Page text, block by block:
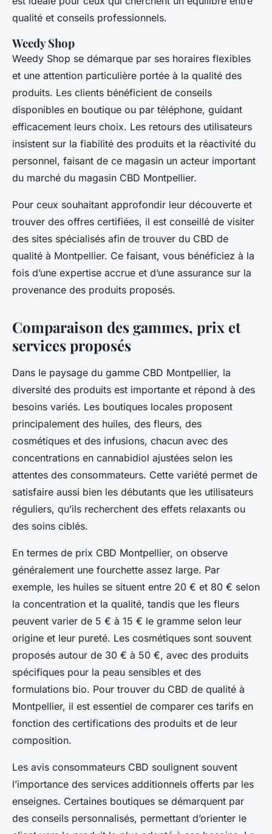
qualité et conseils professionnels.
Weedy Shop
Weedy Shop se démarque par ses horaires flexibles
et une attention particulière portée à la qualité des
produits. Les clients bénéficient de conseils
disponibles en boutique ou par téléphone, guidant
efficacement leurs choix. Les retours des utilisateurs
insistent sur la fiabilité des produits et la réactivité du
personnel, faisant de ce magasin un acteur important
du marché du magasin CBD Montpellier.
Pour ceux souhaitant approfondir leur découverte et
trouver des offres certifiées, il est conseillé de visiter
des sites spécialisés afin de trouver du CBD de
qualité à Montpellier. Ce faisant, vous bénéficiez à la
fois d’une expertise accrue et d’une assurance sur la
provenance des produits proposés.
Comparaison des gammes, prix et
services proposés
Dans le paysage du gamme CBD Montpellier, la
diversité des produits est importante et répond à des
besoins variés. Les boutiques locales proposent
principalement des huiles, des fleurs, des
cosmétiques et des infusions, chacun avec des
concentrations en cannabidiol ajustées selon les
attentes des consommateurs. Cette variété permet de
satisfaire aussi bien les débutants que les utilisateurs
réguliers, qu’ils recherchent des effets relaxants ou
des soins ciblés.
En termes de prix CBD Montpellier, on observe
généralement une fourchette assez large. Par
exemple, les huiles se situent entre 20 € et 80 € selon
la concentration et la qualité, tandis que les fleurs
peuvent varier de 5 € à 15 € le gramme selon leur
origine et leur pureté. Les cosmétiques sont souvent
proposés autour de 30 € à 50 €, avec des produits
spécifiques pour la peau sensibles et des
formulations bio. Pour trouver du CBD de qualité à
Montpellier, il est essentiel de comparer ces tarifs en
fonction des certifications des produits et de leur
composition.
Les avis consommateurs CBD soulignent souvent
l’importance des services additionnels offerts par les
enseignes. Certaines boutiques se démarquent par
des conseils personnalisés, permettant d’orienter le